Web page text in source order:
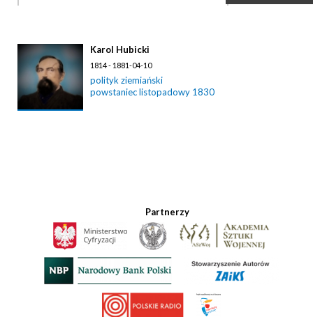
Karol Hubicki
1814 - 1881-04-10
polityk ziemiański
powstaniec listopadowy 1830
Partnerzy